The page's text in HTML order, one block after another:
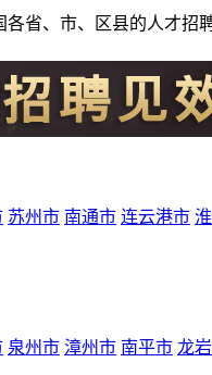
各省、市、区县的人才
苏州市 南通市 连云港市
泉州市 漳州市 南平市 龙